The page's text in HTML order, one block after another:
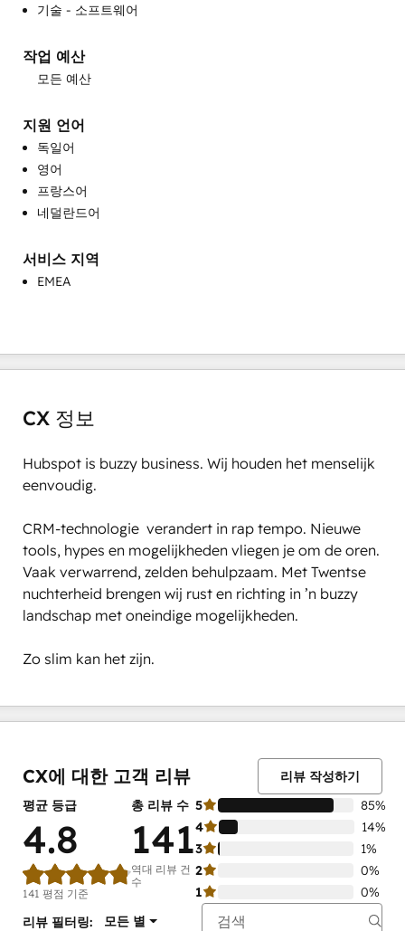
영업 지도 및 교육
완전한 인바운드 마케팅 서비스
웹사이트 개발
웹사이트 마이그레이션
커뮤니티 관리
프로그래밍 가능한 자동화
기술 - 소프트웨어
작업 예산
모든 예산
지원 언어
독일어
영어
프랑스어
네덜란드어
서비스 지역
EMEA
CX 정보
Hubspot is buzzy business. Wij houden het menselijk
eenvoudig.
CRM-technologie  verandert in rap tempo. Nieuwe
tools, hypes en mogelijkheden vliegen je om de oren.
Vaak verwarrend, zelden behulpzaam. Met Twentse
nuchterheid brengen wij rust en richting in ’n buzzy
landschap met oneindige mogelijkheden.
Zo slim kan het zijn.
CX에 대한 고객 리뷰
리뷰 작성하기
평균 등급
4.8
141 평점 기준
총 리뷰 수
141
역대 리뷰 건
수
5
료
85%
4
14%
3
1%
2
0%
1
0%
리뷰 필터링:
모든 별